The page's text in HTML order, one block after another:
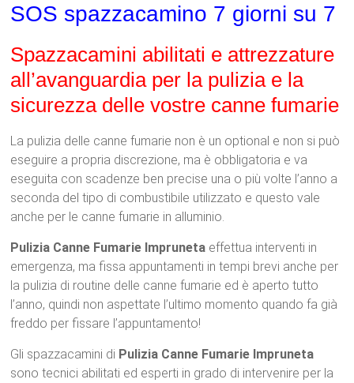
SOS spazzacamino 7 giorni su 7
Spazzacamini abilitati e attrezzature
all’avanguardia per la pulizia e la
sicurezza delle vostre canne fumarie
La pulizia delle canne fumarie non è un optional e non si può
eseguire a propria discrezione, ma è obbligatoria e va
eseguita con scadenze ben precise una o più volte l’anno a
seconda del tipo di combustibile utilizzato e questo vale
anche per le canne fumarie in alluminio.
Pulizia Canne Fumarie Impruneta effettua interventi in
emergenza, ma fissa appuntamenti in tempi brevi anche per
la pulizia di routine delle canne fumarie ed è aperto tutto
l’anno, quindi non aspettate l’ultimo momento quando fa già
freddo per fissare l’appuntamento!
Gli spazzacamini di Pulizia Canne Fumarie Impruneta
sono tecnici abilitati ed esperti in grado di intervenire per la